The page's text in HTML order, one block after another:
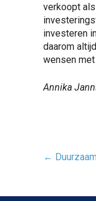
verkoopt
investeren
daarom
wensen
Annika
Post
←